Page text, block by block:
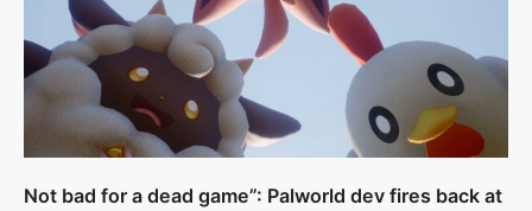
Not bad for a dead game”: Palworld dev fires back at